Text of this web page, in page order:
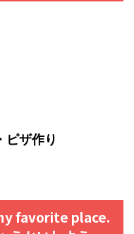
ピザ作り
favorite place.